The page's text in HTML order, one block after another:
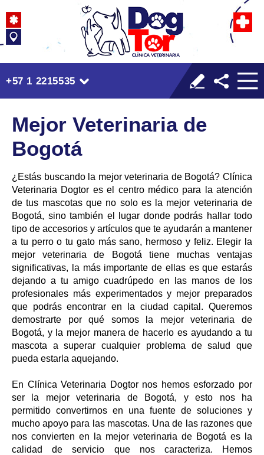
+57 1 2215535
Mejor Veterinaria de
Bogotá
¿Estás buscando la mejor veterinaria de Bogotá? Clínica
Veterinaria Dogtor es el centro médico para la atención
de tus mascotas que no solo es la mejor veterinaria de
Bogotá, sino también el lugar donde podrás hallar todo
tipo de accesorios y artículos que te ayudarán a mantener
a tu perro o tu gato más sano, hermoso y feliz. Elegir la
mejor veterinaria de Bogotá tiene muchas ventajas
significativas, la más importante de ellas es que estarás
dejando a tu amigo cuadrúpedo en las manos de los
profesionales más experimentados y mejor preparados
que podrás encontrar en la ciudad capital. Queremos
demostrarte por qué somos la mejor veterinaria de
Bogotá, y la mejor manera de hacerlo es ayudando a tu
mascota a superar cualquier problema de salud que
pueda estarla aquejando.
En Clínica Veterinaria Dogtor nos hemos esforzado por
ser la mejor veterinaria de Bogotá, y esto nos ha
permitido convertirnos en una fuente de soluciones y
mucho apoyo para las mascotas. Una de las razones que
nos convierten en la mejor veterinaria de Bogotá es la
calidad de servicio que nos caracteriza. Hemos